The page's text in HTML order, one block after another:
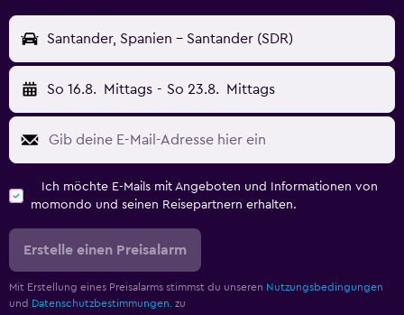
Santander, Spanien - Santander (SDR)
So 16.8. Mittags - So 23.8. Mittags
Ich möchte E-Mails mit Angeboten und Informationen von
momondo und seinen Reisepartnern erhalten.
Erstelle einen Preisalarm
Mit Erstellung eines Preisalarms stimmst du unseren Nutzungsbedingungen
und Datenschutzbestimmungen. zu